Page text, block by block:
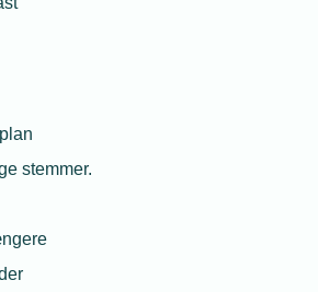
stemmer.
Personaleforhold
Politik & analyse